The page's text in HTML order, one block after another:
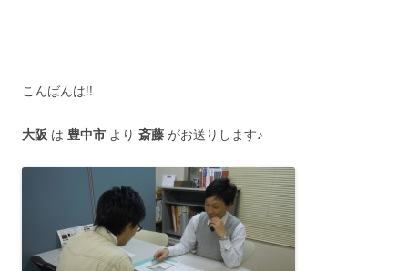
こんばんは!!
大阪 は 豊中市 より 斎藤 がお送りします♪